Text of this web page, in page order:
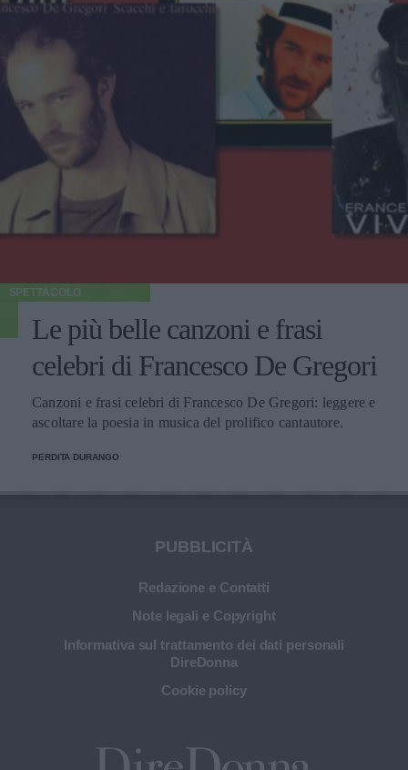
SPETTACOLO
Le più belle canzoni e frasi
celebri di Francesco De Gregori
Canzoni e frasi celebri di Francesco De Gregori: leggere e
ascoltare la poesia in musica del prolifico cantautore.
PERDITA DURANGO
PUBBLICITÀ
Redazione e Contatti
Note legali e Copyright
Informativa sul trattamento dei dati personali
DireDonna
Cookie policy